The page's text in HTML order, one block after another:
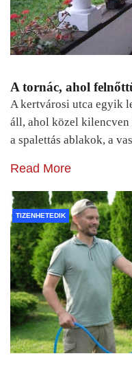
A tornác, ahol
A kertvárosi utca egyik
áll, ahol közel
a spalettás ablakok, a
Read More
TIZENHETEDIK